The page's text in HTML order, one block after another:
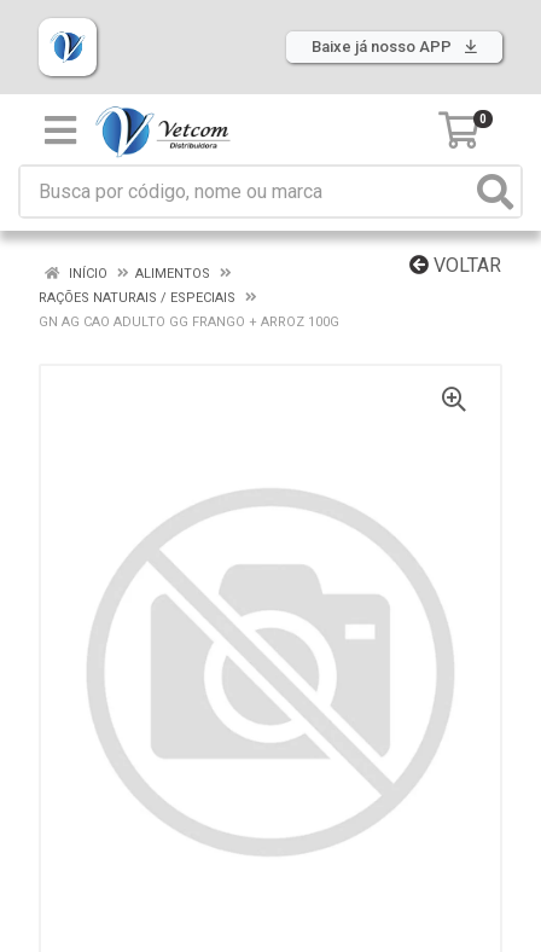
Baixe já nosso APP
0
VOLTAR
INÍCIO
ALIMENTOS
RAÇÕES NATURAIS / ESPECIAIS
GN AG CAO ADULTO GG FRANGO + ARROZ 100G